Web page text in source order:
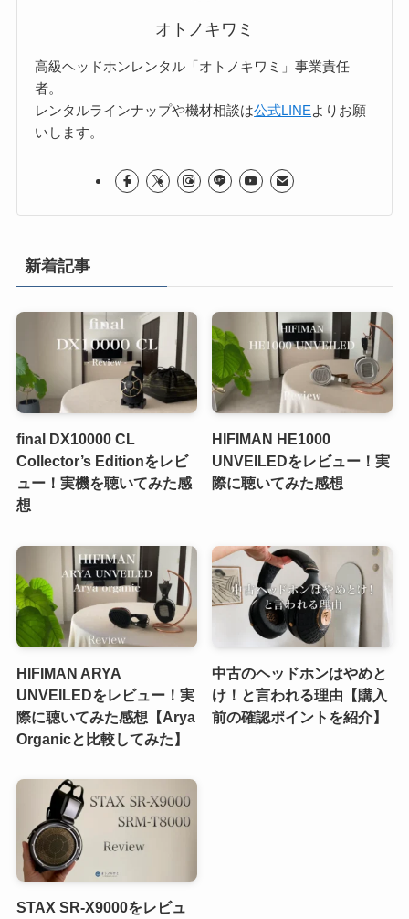
オトノキワミ
高級ヘッドホンレンタル「オトノキワミ」事業責任
者。
レンタルラインナップや機材相談は公式LINEよりお願
いします。
新着記事
final DX10000 CL
Collector’s Editionをレビ
ュー！実機を聴いてみた感
想
HIFIMAN HE1000
UNVEILEDをレビュー！実
際に聴いてみた感想
HIFIMAN ARYA
UNVEILEDをレビュー！実
際に聴いてみた感想【Arya
Organicと比較してみた】
中古のヘッドホンはやめと
け！と言われる理由【購入
前の確認ポイントを紹介】
STAX SR-X9000をレビュ